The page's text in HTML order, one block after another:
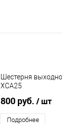
Шестерня
XCA25
800 руб. / шт
Подробнее